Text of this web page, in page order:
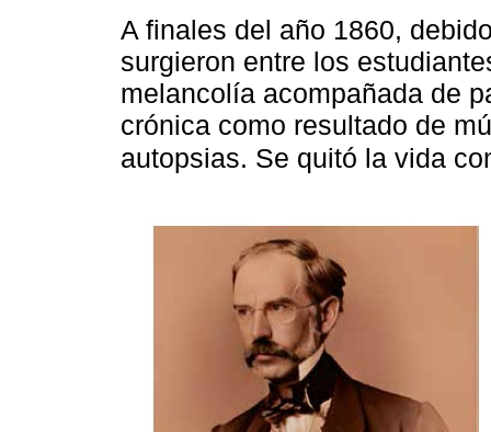
A finales del año 1860,
surgieron entre los
melancolía acompañada de
crónica como resultado de
autopsias. Se quitó la vida